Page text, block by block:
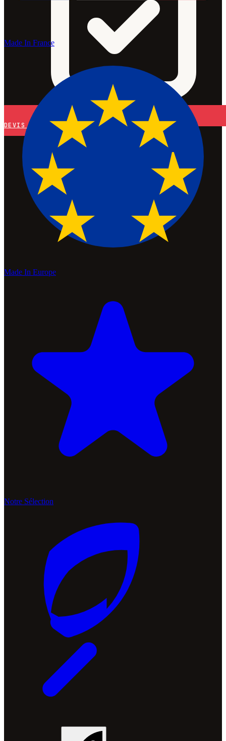
DEVIS
Made In France
Made In Europe
Notre Sélection